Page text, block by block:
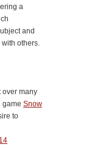
a
and
others.
over many
game Snow
to